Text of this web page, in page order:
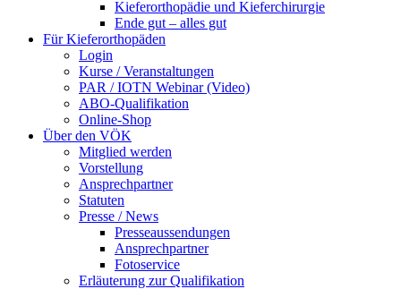
Kieferorthopädie und Kieferchirurgie
Ende gut – alles gut
Für Kieferorthopäden
Login
Kurse / Veranstaltungen
PAR / IOTN Webinar (Video)
ABO-Qualifikation
Online-Shop
Über den VÖK
Mitglied werden
Vorstellung
Ansprechpartner
Statuten
Presse / News
Presseaussendungen
Ansprechpartner
Fotoservice
Erläuterung zur Qualifikation